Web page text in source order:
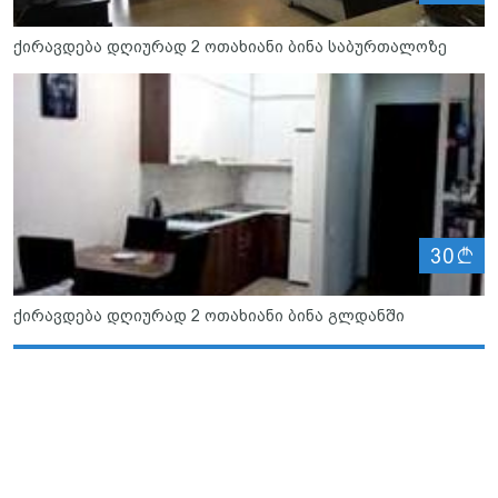
ქირავდება დღიურად 2 ოთახიანი ბინა საბურთალოზე
30
ქირავდება დღიურად 2 ოთახიანი ბინა გლდანში